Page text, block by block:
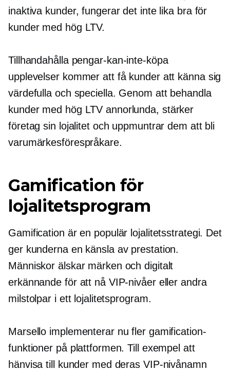
inaktiva kunder, fungerar det inte lika bra för
kunder med hög LTV.
Tillhandahålla pengar-kan-inte-köpa
upplevelser kommer att få kunder att känna sig
värdefulla och speciella. Genom att behandla
kunder med hög LTV annorlunda, stärker
företag sin lojalitet och uppmuntrar dem att bli
varumärkesförespråkare.
Gamification för
lojalitetsprogram
Gamification är en populär lojalitetsstrategi. Det
ger kunderna en känsla av prestation.
Människor älskar märken och digitalt
erkännande för att nå VIP-nivåer eller andra
milstolpar i ett lojalitetsprogram.
Marsello implementerar nu fler gamification-
funktioner på plattformen. Till exempel att
hänvisa till kunder med deras VIP-nivånamn